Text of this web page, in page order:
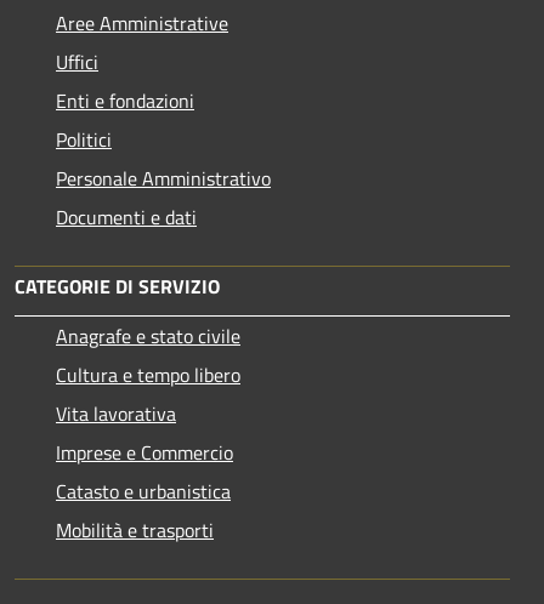
Aree Amministrative
Uffici
Enti e fondazioni
Politici
Personale Amministrativo
Documenti e dati
CATEGORIE DI SERVIZIO
Anagrafe e stato civile
Cultura e tempo libero
Vita lavorativa
Imprese e Commercio
Catasto e urbanistica
Mobilità e trasporti